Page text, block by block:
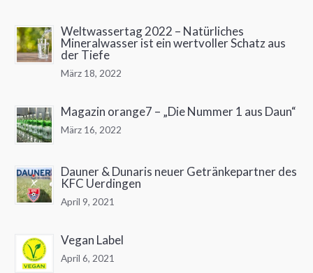
Weltwassertag 2022 – Natürliches
Mineralwasser ist ein wertvoller Schatz aus
der Tiefe
März 18, 2022
Magazin orange7 – „Die Nummer 1 aus Daun“
März 16, 2022
Dauner & Dunaris neuer Getränkepartner des
KFC Uerdingen
April 9, 2021
Vegan Label
April 6, 2021